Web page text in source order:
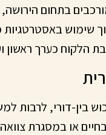
בתחום הירושה,
תוך שימוש
הלקוח כערך ראשון
בין-דורי, לרבות
או במסגרת